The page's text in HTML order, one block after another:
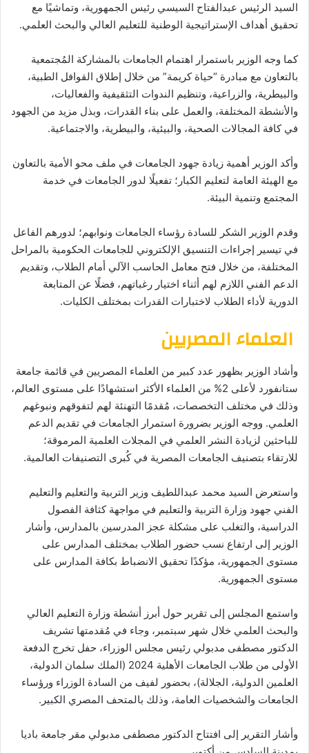
السيد الرئيس عبدالفتاح السيسي رئيس الجمهورية، وتماشيًا مع
تحقيق أهداف الإستراتيجية الوطنية للتعليم العالي والبحث العلمي.
كما وجه الوزير باستمرار اهتمام الجامعات بالمشاركة المُجتمعية
بالتعاون مع مبادرة “حياة كريمة” من خلال إطلاق القوافل الطبية،
والبيطرية، والزراعية، وتنظيم الندوات التثقيفية والفعاليات،
والأنشطة المختلفة، والعمل على بناء القدرات، وبذل مزيد من الجهود
في كافة المجالات الصحية، والبيئية، والبيطرية، والاجتماعية.
وأكد الوزير أهمية زيادة جهود الجامعات في ملف محو الأمية بالتعاون
مع الهيئة العامة لتعليم الكبار؛ تفعيلًا لدور الجامعات في خدمة
المجتمع وتنمية البيئة.
وقدم الوزير الشكر للسادة رؤساء الجامعات ونوابهم؛ لدورهم الفاعل
في تيسير إجراءات التنسيق الإلكتروني للجامعات الحكومية بالمراحل
المختلفة، من خلال فتح معامل الحاسب الآلي أمام الطلاب، وتقديم
الدعم الفني اللازم لهم أثناء اختيار رغباتهم، فضلًا عن المتابعة
الدورية لأداء الطلاب لاختبارات القدرات بمختلف الكليات.
العلماء المصريين
وأشاد الوزير بظهور عدد كبير من العلماء المصريين في قائمة جامعة
ستانفورد لأعلى 2% من العلماء الأكثر استشهادًا على مستوى العالم،
وذلك في مختلف التخصصات، مُقدمًا التهنئة لهم لتفوقهم ونبوغهم
العلمي. ووجه الوزير بضرورة استمرار الجامعات في تقديم الدعم
للباحثين لزيادة النشر العلمي في المجلات العلمية المرموقة؛
للارتقاء بتصنيف الجامعات المصرية في كُبرى التصنيفات العالمية.
واستعرض السيد محمد عبداللطيف وزير التربية والتعليم والتعليم
الفني جهود وزارة التربية والتعليم في مواجهة كثافة الفصول
الدراسية، والتغلب على مشكلة عجز المدرسين بالمدارس، وأشار
الوزير إلى ارتفاع نسب حضور الطلاب بمختلف المدارس على
مستوى الجمهورية، مؤكدًا تحقيق الانضباط بكافة المدارس على
مستوى الجمهورية.
واستمع المجلس إلى تقرير حول أبرز أنشطة وزارة التعليم العالي
والبحث العلمي خلال شهر سبتمبر، وجاء في مُقدمتها تشريف
الدكتور مصطفى مدبولي رئيس مجلس الوزراء، حفل تخرج الدفعة
الأولى من طلاب الجامعات الأهلية 2024 (الملك سلمان الدولية،
العلمين الدولية، الجلالة)، بحضور لفيف من السادة الوزراء ورؤساء
الجامعات والشخصيات العامة، وذلك بالمتحف المصري الكبير.
وأشار التقرير إلى افتتاح الدكتور مصطفى مدبولي مقر جامعة باديا